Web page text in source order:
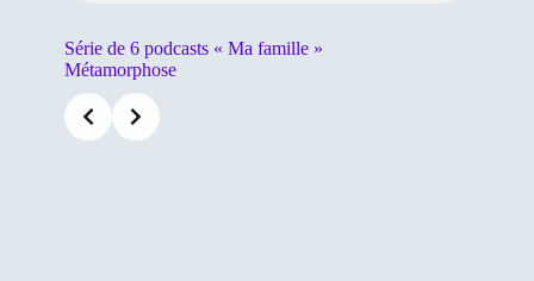
Série de 6 podcasts « Ma famille »
Métamorphose